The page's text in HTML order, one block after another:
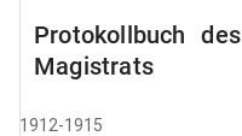
Protokollbuch des
Magistrats
1912-1915